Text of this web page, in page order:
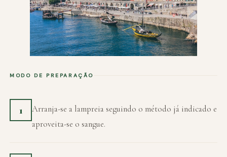
MODO DE PREPARAÇÃO
1
Arranja-se a lampreia seguindo o método já indicado e
aproveita-se o sangue.